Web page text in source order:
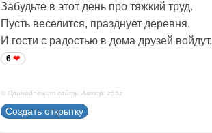
Забудьте в этот день про тяжкий труд.
Пусть веселится, празднует деревня,
И гости с радостью в дома друзей войдут.
6
© Принадлежит сайту. Автор: z55z
Создать открытку